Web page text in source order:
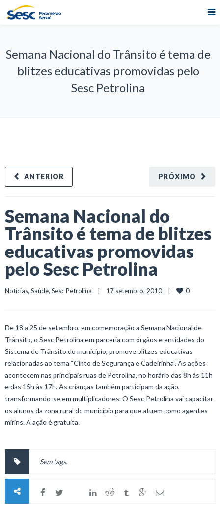
Semana Nacional do Trânsito é tema de
blitzes educativas promovidas pelo
Sesc Petrolina
PRÓXIMO
ANTERIOR
Semana Nacional do
Trânsito é tema de blitzes
educativas promovidas
pelo Sesc Petrolina
Notícias, Saúde, Sesc Petrolina
    |    17 setembro, 2010    |
0
De 18 a 25 de setembro, em comemoração a Semana Nacional de
Trânsito, o Sesc Petrolina em parceria com órgãos e entidades do
Sistema de Trânsito do município, promove blitzes educativas
relacionadas ao tema “Cinto de Segurança e Cadeirinha”. As ações
acontecem nas principais ruas de Petrolina, no horário das 8h ás 11h
e das 15h às 17h. As crianças também participam da ação,
transformando-se em multiplicadores. O Sesc Petrolina vai capacitar
os alunos da zona rural do município para que atuem como agentes
mirins. A ação é gratuita.
Sem tags.